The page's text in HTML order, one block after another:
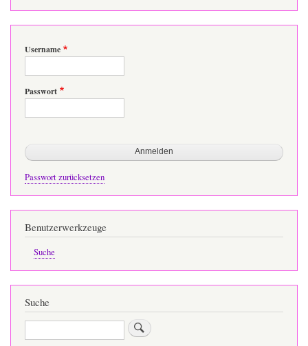
Username
Passwort
Passwort zurücksetzen
Benutzerwerkzeuge
Suche
Suche
Suche